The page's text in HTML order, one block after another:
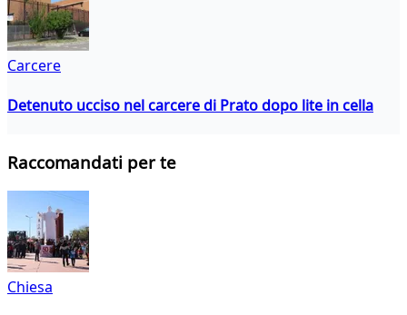
Carcere
Detenuto ucciso nel carcere di Prato dopo lite in cella
Raccomandati per te
Chiesa